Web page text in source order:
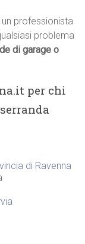
professionista
problema
di garage o
per chi
di Ravenna